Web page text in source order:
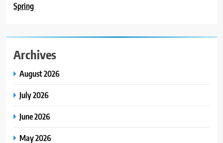
Spring
Archives
August 2026
July 2026
June 2026
May 2026